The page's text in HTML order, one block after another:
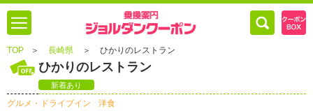
TOP ＞ 長崎県 ＞ ひかりのレストラン
ひかりのレストラン
新着あり
グルメ・ドライブイン 洋食